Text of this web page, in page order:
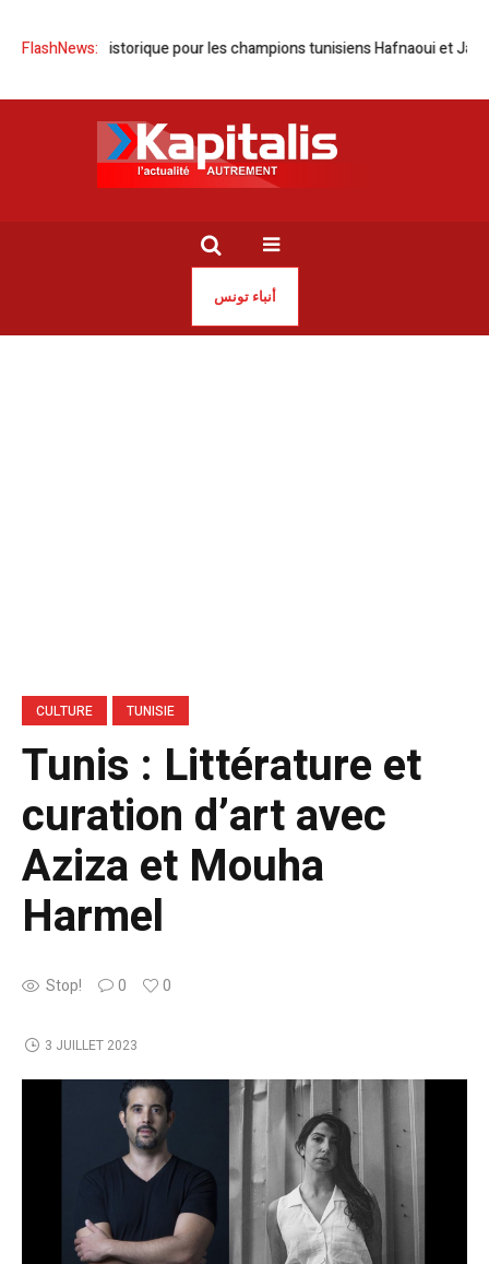
FlashNews:
| Doublé historique pour les champions tunisiens Hafnaoui et Jaouadi
أنباء تونس
CULTURE TUNISIE
Tunis : Littérature et
curation d’art avec
Aziza et Mouha
Harmel
Stop! 0 0
3 JUILLET 2023